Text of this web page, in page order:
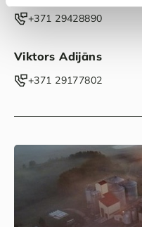
‭+371 29428890‬
Viktors Adijāns
‭+371 29177802‬